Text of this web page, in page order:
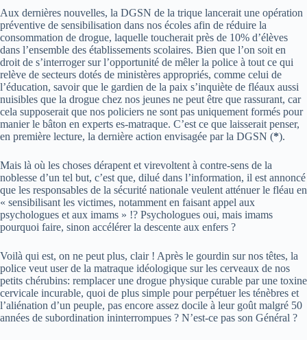
Aux dernières nouvelles, la DGSN de la trique lancerait une opération
préventive de sensibilisation dans nos écoles afin de réduire la
consommation de drogue, laquelle toucherait près de 10% d’élèves
dans l’ensemble des établissements scolaires. Bien que l’on soit en
droit de s’interroger sur l’opportunité de mêler la police à tout ce qui
relève de secteurs dotés de ministères appropriés, comme celui de
l’éducation, savoir que le gardien de la paix s’inquiète de fléaux aussi
nuisibles que la drogue chez nos jeunes ne peut être que rassurant, car
cela supposerait que nos policiers ne sont pas uniquement formés pour
manier le bâton en experts es-matraque. C’est ce que laisserait penser,
en première lecture, la dernière action envisagée par la DGSN (*).
Mais là où les choses dérapent et virevoltent à contre-sens de la
noblesse d’un tel but, c’est que, dilué dans l’information, il est annoncé
que les responsables de la sécurité nationale veulent atténuer le fléau en
« sensibilisant les victimes, notamment en faisant appel aux
psychologues et aux imams » !? Psychologues oui, mais imams
pourquoi faire, sinon accélérer la descente aux enfers ?
Voilà qui est, on ne peut plus, clair ! Après le gourdin sur nos têtes, la
police veut user de la matraque idéologique sur les cerveaux de nos
petits chérubins: remplacer une drogue physique curable par une toxine
cervicale incurable, quoi de plus simple pour perpétuer les ténèbres et
l’aliénation d’un peuple, pas encore assez docile à leur goût malgré 50
années de subordination ininterrompues ? N’est-ce pas son Général ?